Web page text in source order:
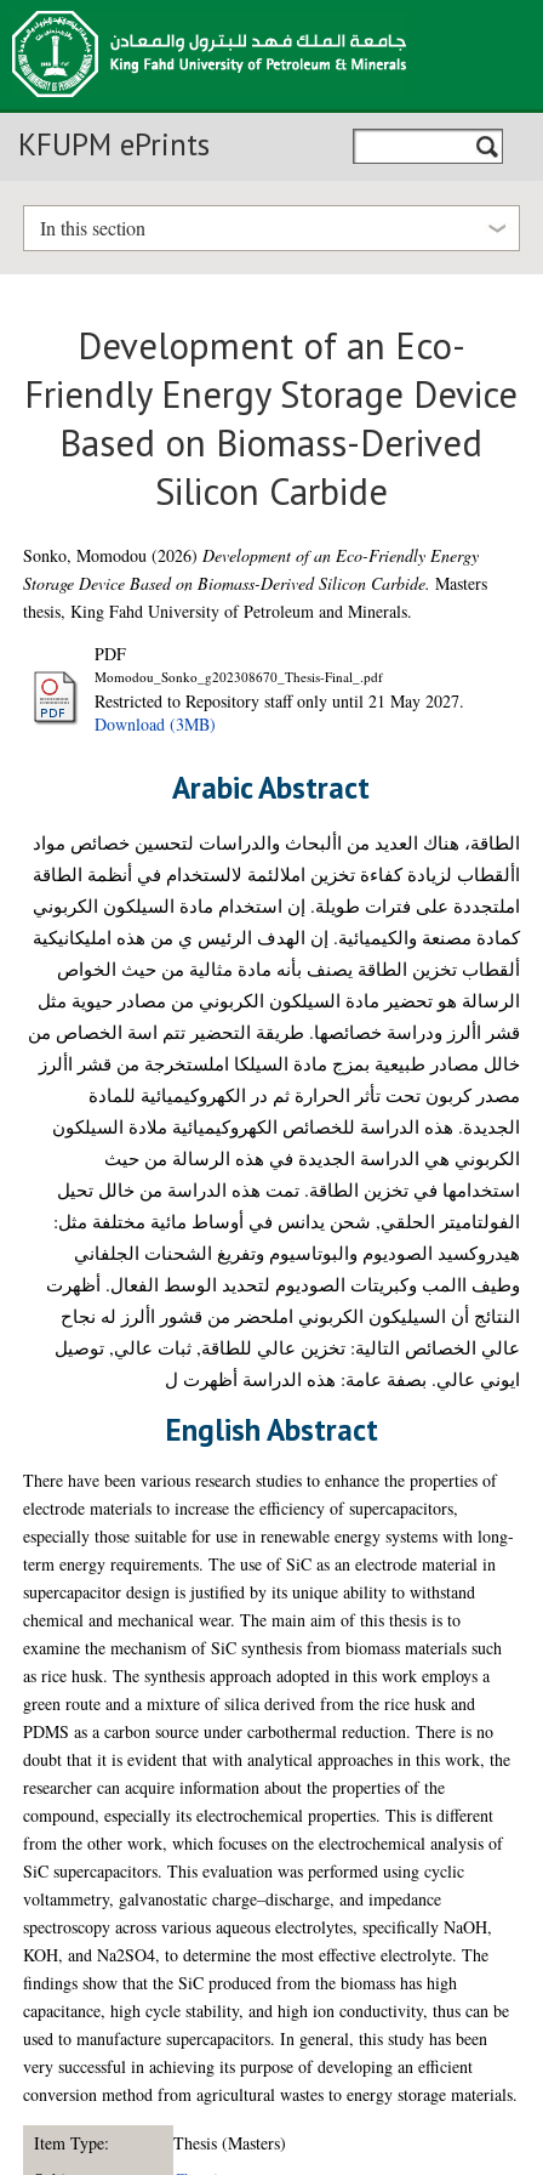
KFUPM ePrints
In this section
Development of an Eco-
Friendly Energy Storage Device
Based on Biomass-Derived
Silicon Carbide
Sonko, Momodou (2026)Development of an Eco-Friendly Energy
Storage Device Based on Biomass-Derived Silicon Carbide. Masters
thesis, King Fahd University of Petroleum and Minerals.
PDF
Momodou_Sonko_g202308670_Thesis-Final_.pdf
Restricted to Repository staff only until 21 May 2027.
Download (3MB)
Arabic Abstract
الطاقة، هناك العديد من األبحاث والدراسات لتحسين خصائص مواد
األقطاب لزيادة كفاءة تخزين املالئمة لالستخدام في أنظمة الطاقة
املتجددة على فترات طويلة. إن استخدام مادة السيلكون الكربوني
كمادة مصنعة والكيميائية. إن الهدف الرئيس ي من هذه امليكانيكية
ألقطاب تخزين الطاقة يصنف بأنه مادة مثالية من حيث الخواص
الرسالة هو تحضير مادة السيلكون الكربوني من مصادر حيوية مثل
قشر األرز ودراسة خصائصها. طريقة التحضير تتم اسة الخصاص من
خالل مصادر طبيعية بمزج مادة السيلكا املستخرجة من قشر األرز
مصدر كربون تحت تأثر الحرارة ثم در الكهروكيميائية للمادة
الجديدة. هذه الدراسة للخصائص الكهروكيميائية ملادة السيلكون
الكربوني هي الدراسة الجديدة في هذه الرسالة من حيث
استخدامها في تخزين الطاقة. تمت هذه الدراسة من خالل تحيل
الفولتاميتر الحلقي, شحن يدانس في أوساط مائية مختلفة مثل:
هيدروكسيد الصوديوم والبوتاسيوم وتفريغ الشحنات الجلفاني
وطيف االمب وكبريتات الصوديوم لتحديد الوسط الفعال. أظهرت
النتائج أن السيليكون الكربوني املحضر من قشور األرز له نجاح
عالي الخصائص التالية: تخزين عالي للطاقة, ثبات عالي, توصيل
ايوني عالي. بصفة عامة: هذه الدراسة أظهرت ل
English Abstract
There have been various research studies to enhance the properties of
electrode materials to increase the efficiency of supercapacitors,
especially those suitable for use in renewable energy systems with long-
term energy requirements. The use of SiC as an electrode material in
supercapacitor design is justified by its unique ability to withstand
chemical and mechanical wear. The main aim of this thesis is to
examine the mechanism of SiC synthesis from biomass materials such
as rice husk. The synthesis approach adopted in this work employs a
green route and a mixture of silica derived from the rice husk and
PDMS as a carbon source under carbothermal reduction. There is no
doubt that it is evident that with analytical approaches in this work, the
researcher can acquire information about the properties of the
compound, especially its electrochemical properties. This is different
from the other work, which focuses on the electrochemical analysis of
SiC supercapacitors. This evaluation was performed using cyclic
voltammetry, galvanostatic charge–discharge, and impedance
spectroscopy across various aqueous electrolytes, specifically NaOH,
KOH, and Na2SO4, to determine the most effective electrolyte. The
findings show that the SiC produced from the biomass has high
capacitance, high cycle stability, and high ion conductivity, thus can be
used to manufacture supercapacitors. In general, this study has been
very successful in achieving its purpose of developing an efficient
conversion method from agricultural wastes to energy storage materials.
Item Type:
Thesis (Masters)